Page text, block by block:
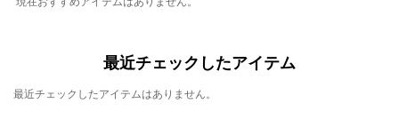
最近チェックしたアイテム
最近チェックしたアイテムはありません。